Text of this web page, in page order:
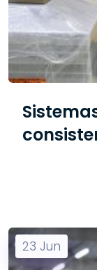
23 Jun